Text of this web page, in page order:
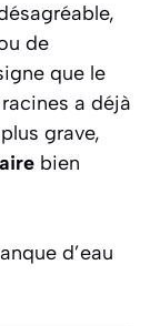
de
que le
a déjà
grave,
bien
d’eau